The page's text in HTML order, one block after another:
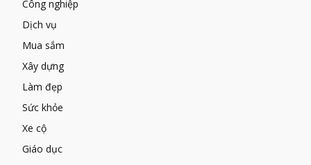
Công nghiệp
Dịch vụ
Mua sắm
Xây dựng
Làm đẹp
Sức khỏe
Xe cộ
Giáo dục